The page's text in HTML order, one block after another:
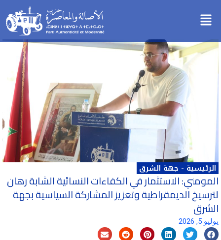
إلىMenu
الرئيسية - جهة الشرق
المومني: الاستثمار في الكفاءات النسائية الشابة رهان
لترسيخ الديمقراطية وتعزيز المشاركة السياسية بجهة
الشرق
يوليو 5, 2026